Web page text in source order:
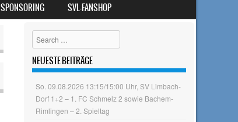
SPONSORING SVL-FANSHOP
Search
NEUESTE BEITRÄGE
So. 09.08.2026 13:15/15:00 Uhr, SV Limbach-
Dorf 1+2 – 1. FC Schmelz 2 sowie Bachem-
Rimlingen – 2. Spieltag